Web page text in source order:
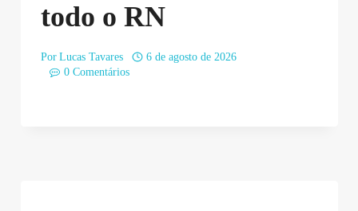
todo o RN
Por Lucas Tavares
6 de agosto de 2026
0 Comentários